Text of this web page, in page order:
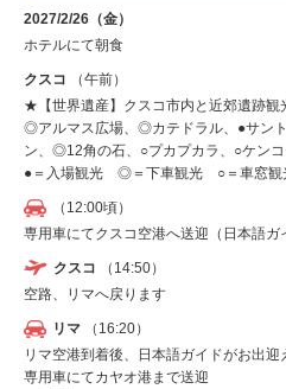
2027/2/26（金）
ホテルにて朝食
クスコ
（午前）
★【世界遺産】クスコ市内と近郊遺跡
◎アルマス広場、◎カテドラル、●サン
ン、◎12角の石、○プカプカラ、○ケン
●＝入場観光 ◎＝下車観光 ○＝車窓観
（12:00頃）
専用車にてクスコ空港へ送迎（日本語ガ
クスコ
（14:50）
空路、リマへ戻ります
リマ
（16:20）
リマ空港到着後、日本語ガイドがお出迎
専用車にてカヤオ港まで送迎